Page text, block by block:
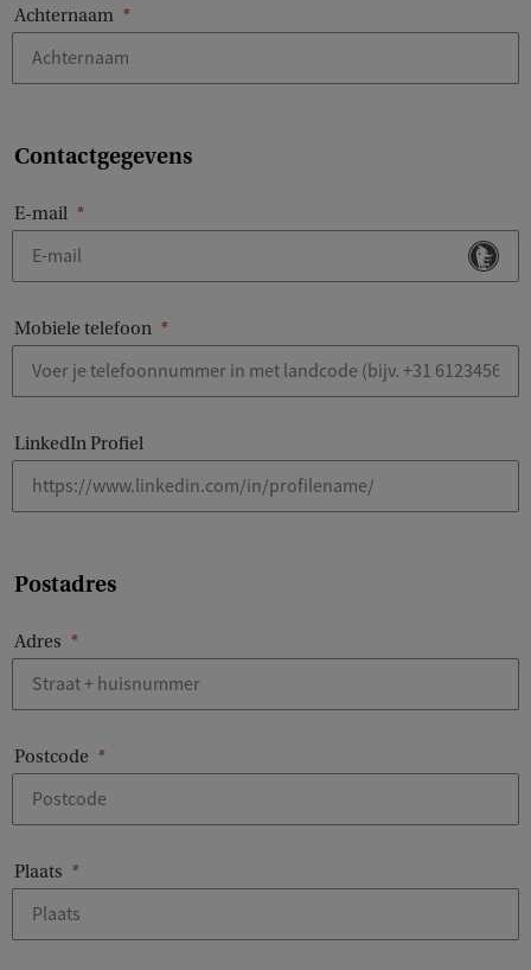
Achternaam
Contactgegevens
E-mail
Mobiele telefoon
LinkedIn Profiel
Postadres
Adres
Postcode
Plaats